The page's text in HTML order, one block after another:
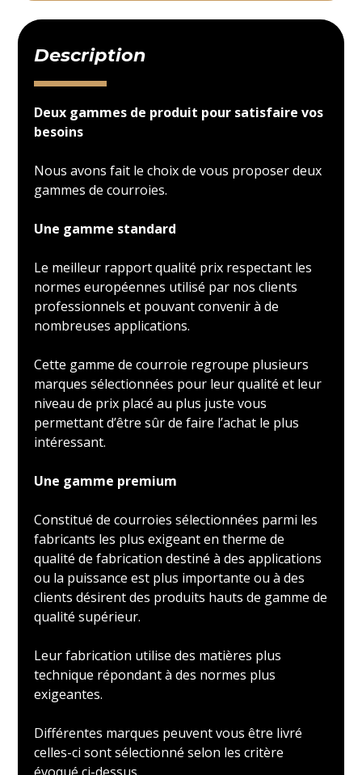
Description
Deux gammes de produit pour satisfaire vos
besoins
Nous avons fait le choix de vous proposer deux
gammes de courroies.
Une gamme standard
Le meilleur rapport qualité prix respectant les
normes européennes utilisé par nos clients
professionnels et pouvant convenir à de
nombreuses applications.
Cette gamme de courroie regroupe plusieurs
marques sélectionnées pour leur qualité et leur
niveau de prix placé au plus juste vous
permettant d’être sûr de faire l’achat le plus
intéressant.
Une gamme premium
Constitué de courroies sélectionnées parmi les
fabricants les plus exigeant en therme de
qualité de fabrication destiné à des applications
ou la puissance est plus importante ou à des
clients désirent des produits hauts de gamme de
qualité supérieur.
Leur fabrication utilise des matières plus
technique répondant à des normes plus
exigeantes.
Différentes marques peuvent vous être livré
celles-ci sont sélectionné selon les critère